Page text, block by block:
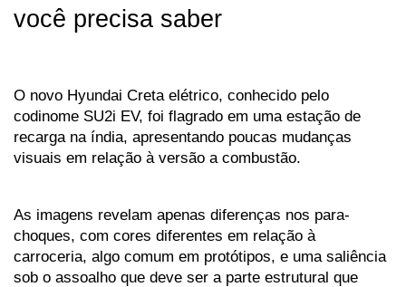
você precisa saber
O novo Hyundai Creta elétrico, conhecido pelo
codinome SU2i EV, foi flagrado em uma estação de
recarga na índia, apresentando poucas mudanças
visuais em relação à versão a combustão.
As imagens revelam apenas diferenças nos para-
choques, com cores diferentes em relação à
carroceria, algo comum em protótipos, e uma saliência
sob o assoalho que deve ser a parte estrutural que